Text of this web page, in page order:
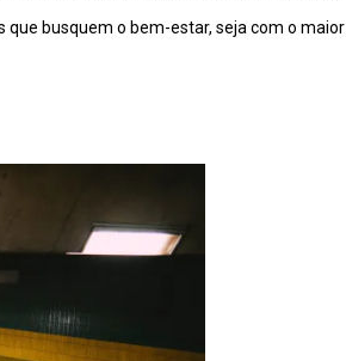
busquem o bem-estar, seja com o maior